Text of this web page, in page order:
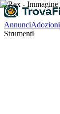
AnnunciAdozioni
Strumenti